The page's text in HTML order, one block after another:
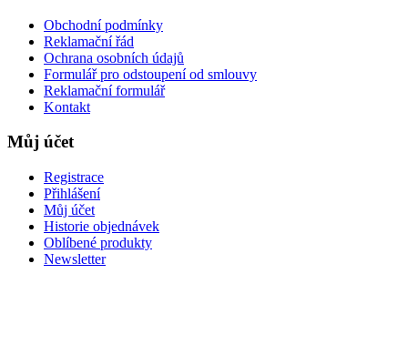
Obchodní podmínky
Reklamační řád
Ochrana osobních údajů
Formulář pro odstoupení od smlouvy
Reklamační formulář
Kontakt
Můj účet
Registrace
Přihlášení
Můj účet
Historie objednávek
Oblíbené produkty
Newsletter